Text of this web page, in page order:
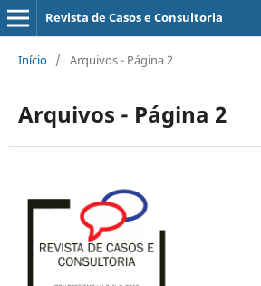
Revista de Casos e Consultoria
Início / Arquivos - Página 2
Arquivos - Página 2